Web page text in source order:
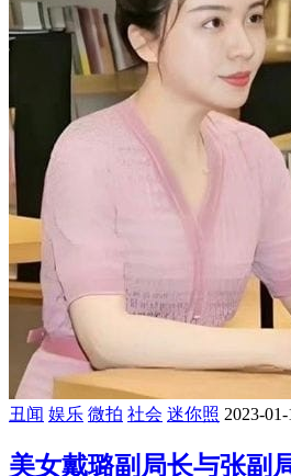
丑闻 娱乐 微拍 社会 迷你照 2023-01-
美女戴璐副局长与张副